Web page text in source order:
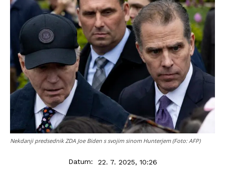
Nekdanji predsednik ZDA Joe Biden s svojim sinom Hunterjem (Foto: AFP)
Datum: 22. 7. 2025, 10:26